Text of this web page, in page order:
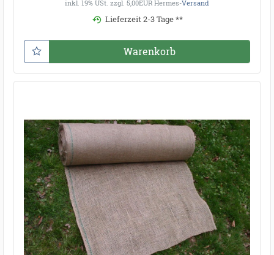
inkl. 19% USt. zzgl. 5,00EUR Hermes-Versand
Lieferzeit 2-3 Tage **
Warenkorb